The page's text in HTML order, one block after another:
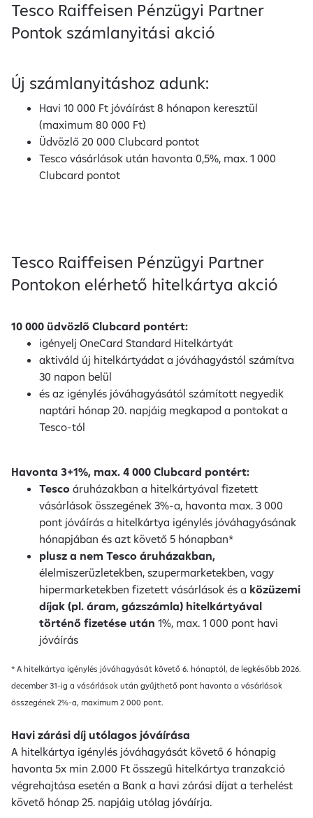
Tesco Raiffeisen Pénzügyi Partner
Pontok számlanyitási akció
Új számlanyitáshoz adunk:
Havi 10 000 Ft jóváírást 8 hónapon keresztül
(maximum 80 000 Ft)
Üdvözlő 20 000 Clubcard pontot
Tesco vásárlások után havonta 0,5%, max. 1 000
Clubcard pontot
Tesco Raiffeisen Pénzügyi Partner
Pontokon elérhető hitelkártya akció
10 000 üdvözlő Clubcard pontért:
igényelj OneCard Standard Hitelkártyát
aktiváld új hitelkártyádat a jóváhagyástól számítva
30 napon belül
és az igénylés jóváhagyásától számított negyedik
naptári hónap 20. napjáig megkapod a pontokat a
Tesco-tól
Havonta 3+1%, max. 4 000 Clubcard pontért:
Tesco áruházakban a hitelkártyával fizetett
vásárlások összegének 3%-a, havonta max. 3 000
pont jóváírás a hitelkártya igénylés jóváhagyásának
hónapjában és azt követő 5 hónapban*
plusz a nem Tesco áruházakban,
élelmiszerüzletekben, szupermarketekben, vagy
hipermarketekben fizetett vásárlások és a közüzemi
díjak (pl. áram, gázszámla) hitelkártyával
történő fizetése után 1%, max. 1 000 pont havi
jóváírás
* A hitelkártya igénylés jóváhagyását követő 6. hónaptól, de legkésőbb 2026.
december 31-ig a vásárlások után gyűjthető pont havonta a vásárlások
összegének 2%-a, maximum 2 000 pont.
Havi zárási díj utólagos jóváírása
A hitelkártya igénylés jóváhagyását követő 6 hónapig
havonta 5x min 2.000 Ft összegű hitelkártya tranzakció
végrehajtása esetén a Bank a havi zárási díjat a terhelést
követő hónap 25. napjáig utólag jóváírja.